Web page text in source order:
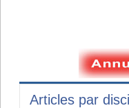
Articles par